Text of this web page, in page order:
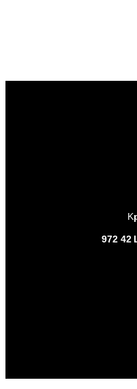
K
972 42